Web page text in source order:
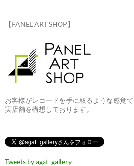
【PANEL ART SHOP】
お客様がレコードを手に取るような感覚
実店舗を構想しております。
Tweets by agat_gallery